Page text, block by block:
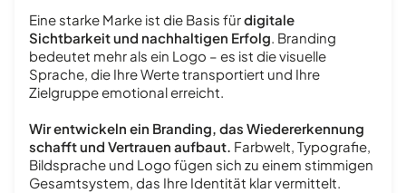
Eine starke Marke ist die Basis fürdigitale
Sichtbarkeit und nachhaltigen Erfolg. Branding
bedeutet mehr als ein Logo – es ist die visuelle
Sprache, die Ihre Werte transportiert und Ihre
Zielgruppe emotional erreicht.
Wir entwickeln ein Branding, das Wiedererkennung
schafft und Vertrauen aufbaut. Farbwelt, Typografie,
Bildsprache und Logo fügen sich zu einem stimmigen
Gesamtsystem, das Ihre Identität klar vermittelt.